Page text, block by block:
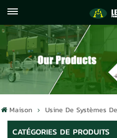
059122071372
Maison Usine De Systèmes
CATÉGORIES DE PRODUITS